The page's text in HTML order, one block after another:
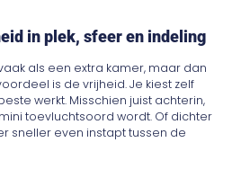
in plek, sfeer en indeling
als een extra kamer, maar dan
is de vrijheid. Je kiest zelf
werkt. Misschien juist achterin,
toevluchtsoord wordt. Of dichter
sneller even instapt tussen de